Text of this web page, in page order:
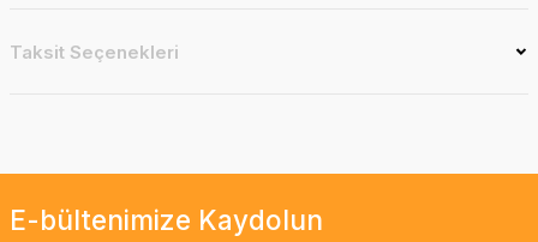
Taksit Seçenekleri
E-bültenimize Kaydolun